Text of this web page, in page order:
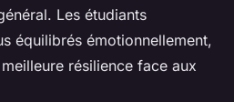
Les étudiants
équilibrés émotionnellement,
résilience face aux